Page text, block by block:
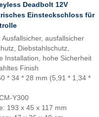
Deadbolt 12V
Einsteckschloss für
ausfallsicher
Diebstahlschutz,
Installation, hohe Sicherheit
Finish
* 34 * 28 mm (5,91 * 1,34 *
Y300
193 x 45 x 117 mm